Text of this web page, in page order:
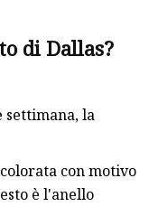
di Dallas?
settimana, la
con motivo
è l'anello